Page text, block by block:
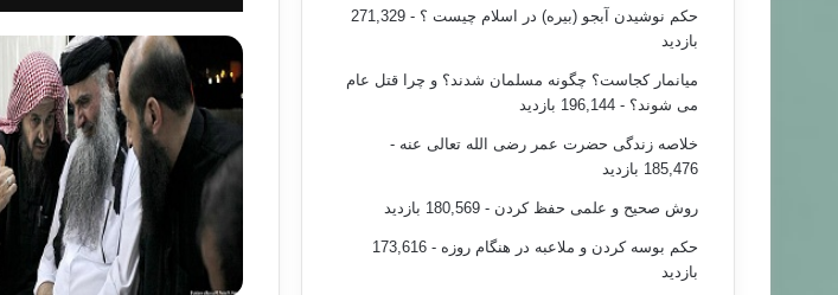
حکم نوشیدن آبجو (بیره) در اسلام چیست ؟
- 271,329
بازدید
میانمار کجاست؟ چگونه مسلمان شدند؟ و چرا قتل عام
می شوند؟ - 196,144 بازدید
خلاصه زندگی حضرت عمر رضی الله تعالی عنه -
185,476 بازدید
روش صحیح و علمی حفظ کردن - 180,569 بازدید
حکم بوسه کردن و ملاعبه در هنگام روزه
- 173,616
بازدید